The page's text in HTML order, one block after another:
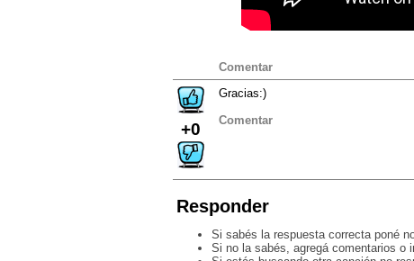
Comentar
+0
Gracias:)
Comentar
Responder
Si sabés la respuesta correcta poné
Si no la sabés, agregá comentarios o